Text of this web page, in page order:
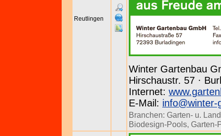
Reutlingen
Winter Gartenbau
Hirschaustr. 57 ·
Internet:
E-Mail:
Branchen: Garten- u.
Biodesign-Pools, Garten-